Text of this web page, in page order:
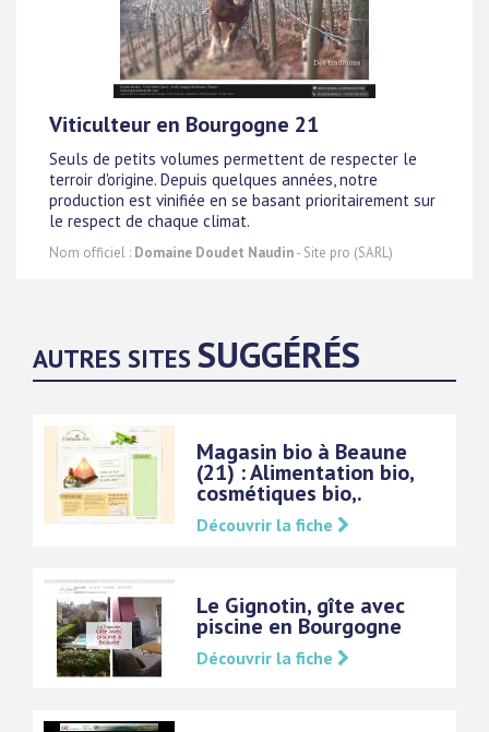
Viticulteur en Bourgogne 21
Seuls de petits volumes permettent de respecter le
terroir d'origine. Depuis quelques années, notre
production est vinifiée en se basant prioritairement sur
le respect de chaque climat.
Nom officiel : Domaine Doudet Naudin- Site pro (SARL)
AUTRES SITES SUGGÉRÉS
Magasin bio à Beaune
(21) : Alimentation bio,
cosmétiques bio,.
Découvrir la fiche
Le Gignotin, gîte avec
piscine en Bourgogne
Découvrir la fiche